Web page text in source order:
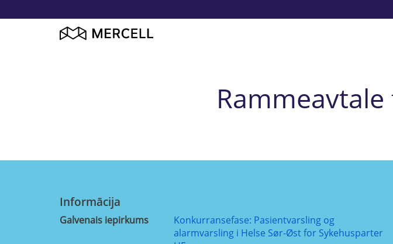
Informācija
Galvenais iepirkums
Konkurransefase: Pasientvarsling og
alarmvarsling i Helse Sør-Øst for Sykehusparter